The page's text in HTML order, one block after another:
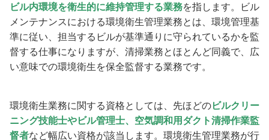
ビル内環境を衛生的に維持管理する業務を指します。ビル
メンテナンスにおける環境衛生管理業務とは、 環境管理基
準に従い、担当するビルが基準通りに守られているかを監
督する仕事になりますが、清掃業務とほとんど同義で、広
い意味での環境衛生を保全監督する業務です。
環境衛生業務に関する資格としては、先ほどのビルクリー
ニング技能士やビル管理士、空気調和用ダクト清掃作業監
督者など幅広い資格が該当します。環境衛生管理業務が行